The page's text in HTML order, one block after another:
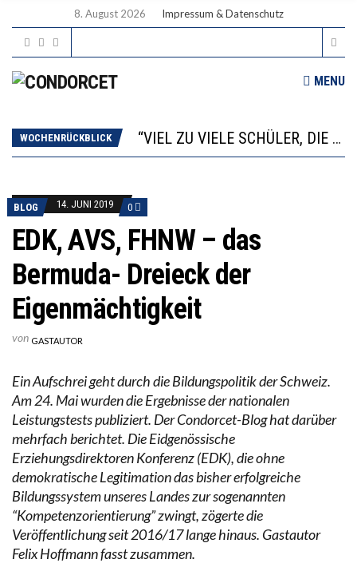
8. August 2026 Impressum & Datenschutz
MENU
WOCHENRÜCKBLICK
“WIR BEOBACHTEN EINEN REGELRECHTEN STURZFLUG BEI DEN LERNLEISTUNGEN”
DIE GANZE HILFLOSIGKEIT DES BILDUNGSBÜRGERTUMS
WORAUS WÄCHST, WAS KINDER TRÄGT
BLOG 14. JUNI 2019 0
EDK, AVS, FHNW – das
Bermuda- Dreieck der
Eigenmächtigkeit
von GASTAUTOR
Ein Aufschrei geht durch die Bildungspolitik der Schweiz.
Am 24. Mai wurden die Ergebnisse der nationalen
Leistungstests publiziert. Der Condorcet-Blog hat darüber
mehrfach berichtet. Die Eidgenössische
Erziehungsdirektoren Konferenz (EDK), die ohne
demokratische Legitimation das bisher erfolgreiche
Bildungssystem unseres Landes zur sogenannten
“Kompetenzorientierung” zwingt, zögerte die
Veröffentlichung seit 2016/17 lange hinaus. Gastautor
Felix Hoffmann fasst zusammen.